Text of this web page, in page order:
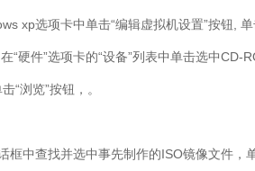
xp选项卡中单击“编辑虚拟机设置”按钮, 单
“硬件”选项卡的“设备”列表中单击选中CD-
“浏览”按钮，。
框中查找并选中事先制作的ISO镜像文件，单